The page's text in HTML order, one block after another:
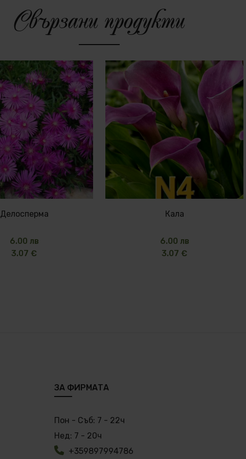
Свързани продукти
Делосперма
6.00 лв
3.07 €
Кала
6.00 лв
3.07 €
ЗА ФИРМАТА
Пон - Съб: 7 - 22ч
Нед: 7 - 20ч
+359897994786